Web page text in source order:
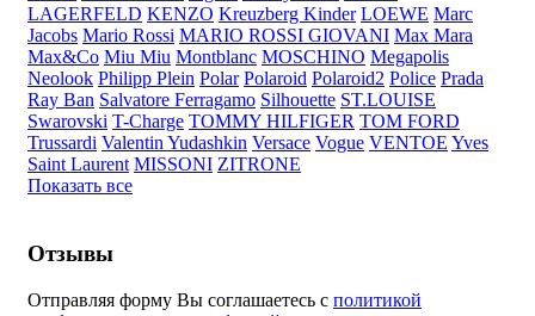
LAGERFELD KENZO Kreuzberg Kinder LOEWE Marc
Jacobs Mario Rossi MARIO ROSSI GIOVANI Max Mara
Max&Co Miu Miu Montblanc MOSCHINO Megapolis
Neolook Philipp Plein Polar Polaroid Polaroid2 Police Prada
Ray Ban Salvatore Ferragamo Silhouette ST.LOUISE
Swarovski T-Charge TOMMY HILFIGER TOM FORD
Trussardi Valentin Yudashkin Versace Vogue VENTOE Yves
Saint Laurent MISSONI ZITRONE
Показать все
Отзывы
Отправляя форму Вы соглашаетесь с политикой